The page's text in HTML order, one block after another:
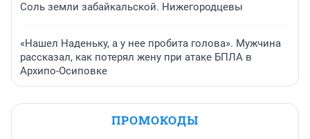
Соль земли забайкальской. Нижегородцевы
«Нашел Наденьку, а у нее пробита голова». Мужчина
рассказал, как потерял жену при атаке БПЛА в
Архипо-Осиповке
ПРОМОКОДЫ